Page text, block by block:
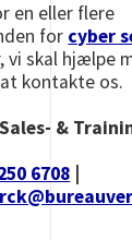
en eller flere
for cyber
vi skal hjælpe
kontakte os.
&
6708